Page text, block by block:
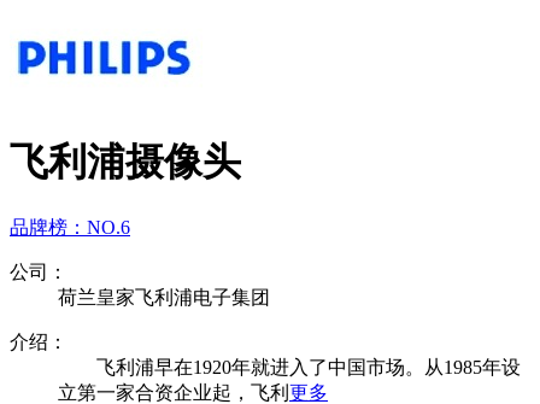
飞利浦摄像头
品牌榜： NO.6
公司：
荷兰皇家飞利浦电子集团
介绍：
飞利浦早在1920年就进入了中国市场。从1985年设
立第一家合资企业起，飞利 更多